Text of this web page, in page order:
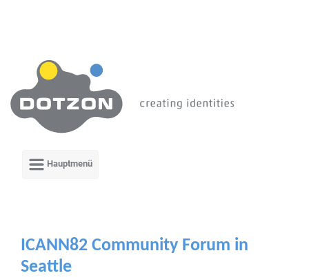
ICANN82 Community Forum in
Seattle